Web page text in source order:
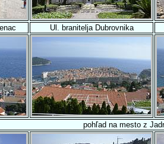
Ul. branitelja Dubrovnika
pohľad na mesto z